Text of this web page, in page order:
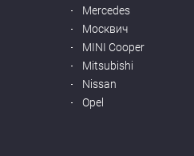
Mercedes
Москвич
MINI Cooper
Mitsubishi
Nissan
Opel